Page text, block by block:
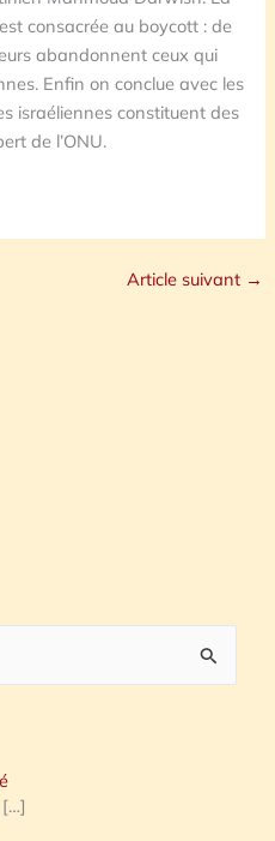
consacrée au boycott : de
abandonnent ceux qui
Enfin on conclue avec les
israéliennes constituent des
de l’ONU.
Article suivant →
[…]